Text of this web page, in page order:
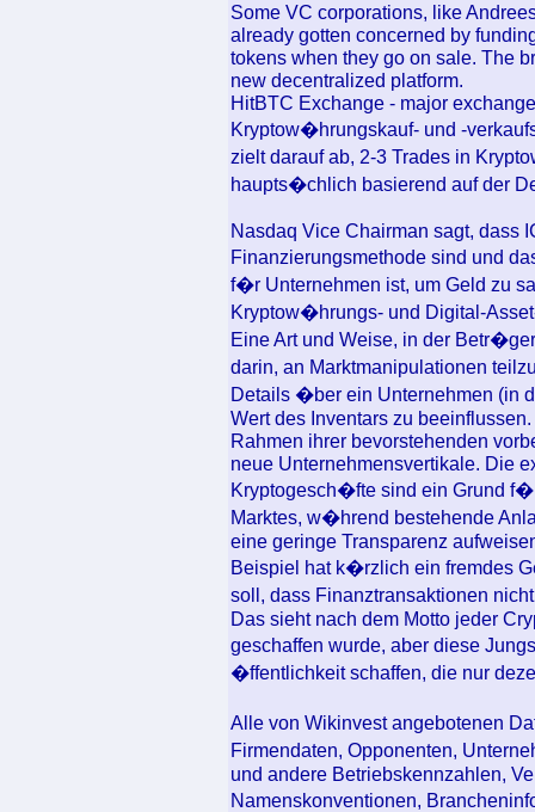
Some VC corporations, like
already gotten concerned by
tokens when they go on sale. The
new decentralized platform.
HitBTC Exchange - major
Kryptow�hrungskauf- und -
zielt darauf ab, 2-3 Trades in
haupts�chlich basierend auf der
Nasdaq Vice Chairman sagt, dass
Finanzierungsmethode sind und
f�r Unternehmen ist, um Geld zu
Kryptow�hrungs- und Digital-
Eine Art und Weise, in der
darin, an Marktmanipulationen
Details �ber ein Unternehmen (in
Wert des Inventars zu
Rahmen ihrer bevorstehenden
neue Unternehmensvertikale. Die
Kryptogesch�fte sind ein Grund
Marktes, w�hrend bestehende
eine geringe Transparenz
Beispiel hat k�rzlich ein fremdes
soll, dass Finanztransaktionen
Das sieht nach dem Motto jeder
geschaffen wurde, aber diese
�ffentlichkeit schaffen, die nur
Alle von Wikinvest angebotenen
Firmendaten, Opponenten,
und andere Betriebskennzahlen,
Namenskonventionen,